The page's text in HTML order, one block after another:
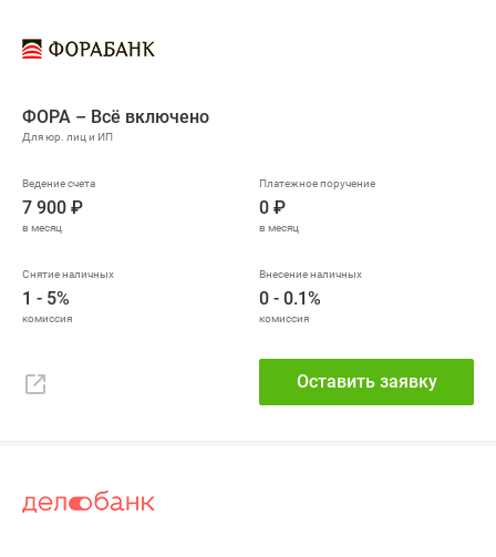
ФОРА – Всё включено
7 900 ₽ 0 ₽
1 - 5% 0 - 0.1%
Оставить заявку